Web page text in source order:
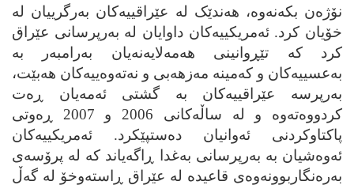
نۆژه‌ن بکه‌نه‌وه‌، هه‌ندێک له‌ عێراقییه‌کان به‌رگرییان له‌
خۆیان کرد. ئه‌مریکییه‌کان داوایان له‌ به‌رپرسانی عێراق
کرد که‌ تێڕوانینی هه‌مه‌لایه‌نه‌یان به‌رامبه‌ر به‌
به‌عسییه‌کان و که‌مینه‌ مه‌زهه‌بی و نه‌ته‌وه‌ییه‌کان هه‌بێت،
به‌رپرسه‌ عێراقییه‌کان به‌ گشتی ئه‌مه‌یان ڕه‌ت
کردووه‌ته‌وه‌ و له‌ ساڵه‌کانی 2006 و 2007 ڕه‌وتی
پاکتاوکردنی ئه‌وانیان ده‌ستپێکرد. ئه‌مریکییه‌کان
ئه‌وه‌شیان به‌ به‌رپرسانی به‌غدا ڕاگه‌یاند که‌ له‌ پرۆسه‌ی
به‌ره‌نگاربوونه‌وه‌ی قاعیده‌ له‌ عێراق ڕاسته‌وخۆ له‌ گه‌ڵ